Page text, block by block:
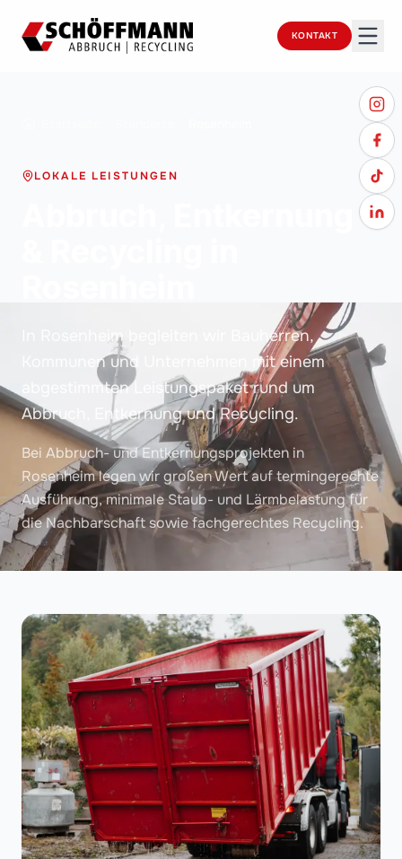
KONTAKT
LOKALE LEISTUNGEN
In Rosenheim begleiten wir Bauherren,
Kommunen und Unternehmen mit einem
abgestimmten Leistungspaket rund um
Abbruch, Entkernung und Recycling.
Bei Abbruch- und Entkernungsprojekten in
Rosenheim legen wir großen Wert auf termingerechte
Ausführung, minimale Staub- und Lärmbelastung für
die Nachbarschaft sowie fachgerechtes Recycling.